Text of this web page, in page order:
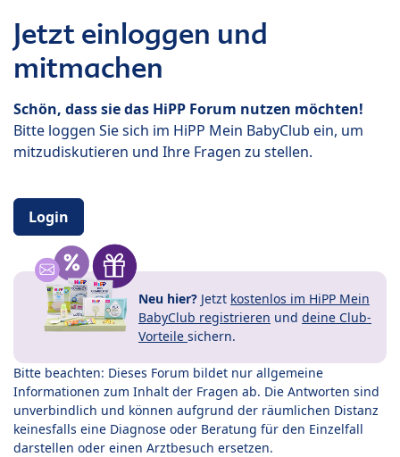
Jetzt einloggen und
mitmachen
Schön, dass sie das HiPP Forum nutzen möchten!
Bitte loggen Sie sich im HiPP Mein BabyClub ein, um
mitzudiskutieren und Ihre Fragen zu stellen.
Login
Neu hier? Jetzt kostenlos im HiPP Mein
BabyClub registrieren und deine Club-
Vorteile sichern.
Bitte beachten: Dieses Forum bildet nur allgemeine
Informationen zum Inhalt der Fragen ab. Die Antworten sind
unverbindlich und können aufgrund der räumlichen Distanz
keinesfalls eine Diagnose oder Beratung für den Einzelfall
darstellen oder einen Arztbesuch ersetzen.